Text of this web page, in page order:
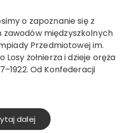
międzyszkolnych
Przedmiotowej im.
Losy żołnierza i dzieje oręża
Od Konfederacji
dalej